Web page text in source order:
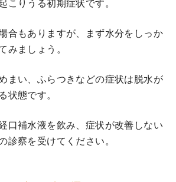
合もありますが、まず水分をしっか
みましょう。
まい、ふらつきなどの症状は脱水が
状態です。
口補水液を飲み、症状が改善しない
診察を受けてください。